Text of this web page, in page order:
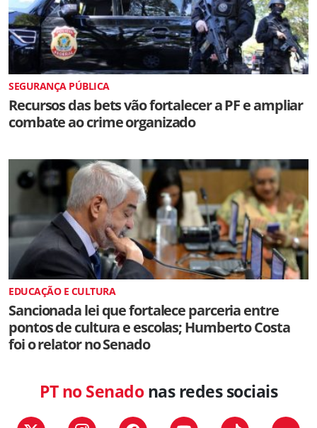
SEGURANÇA PÚBLICA
Recursos das bets vão fortalecer a PF e ampliar
combate ao crime organizado
EDUCAÇÃO E CULTURA
Sancionada lei que fortalece parceria entre
pontos de cultura e escolas; Humberto Costa
foi o relator no Senado
PT no Senadonas redes sociais